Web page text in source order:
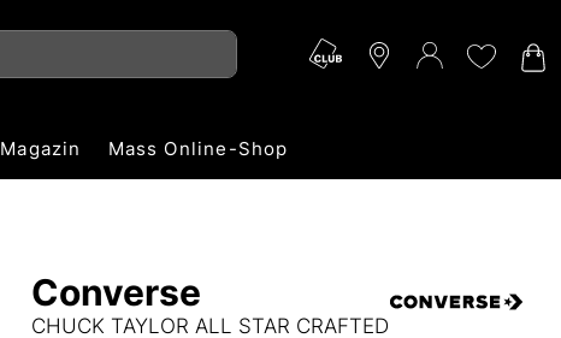
Magazin Mass Online-Shop
Converse
CHUCK TAYLOR ALL STAR CRAFTED